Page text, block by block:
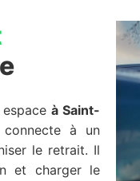
espaceà Saint-
à un
le retrait. Il
et charger le